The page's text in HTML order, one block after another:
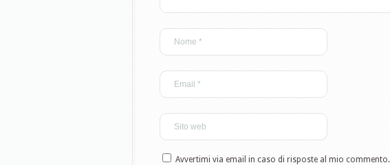
Avvertimi via email in caso di risposte al mio commento.